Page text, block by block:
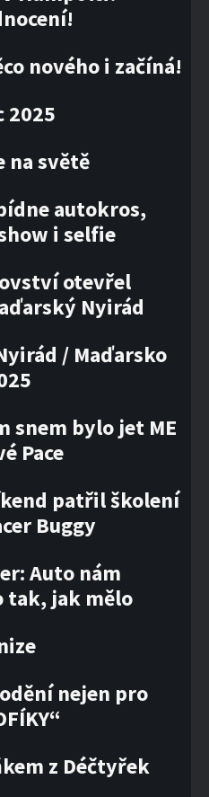
nového i začíná!
2025
na světě
autokros,
i selfie
otevřel
Nyirád
/ Maďarsko
snem bylo jet ME
Pace
patřil školení
Buggy
Auto nám
tak, jak mělo
nejen pro
z Déčtyřek